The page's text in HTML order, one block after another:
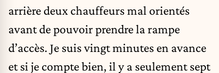
arrière deux chauffeurs mal orientés
avant de pouvoir prendre la rampe
d’accès. Je suis vingt minutes en avance
et si je compte bien, il y a seulement sept